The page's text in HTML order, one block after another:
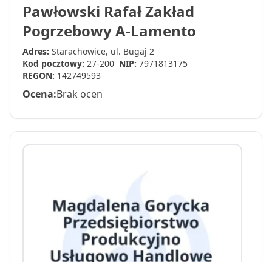
Pawłowski Rafał Zakład
Pogrzebowy A-Lamento
Adres: Starachowice, ul. Bugaj 2
Kod pocztowy: 27-200 NIP: 7971813175
REGON: 142749593
Ocena:Brak ocen